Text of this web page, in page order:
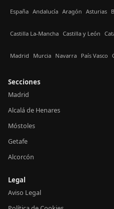
España Andalucía Aragón Asturias
Castilla La-Mancha Castilla y León
Madrid Murcia Navarra País Vasco
Secciones
Madrid
Alcalá de Henares
Móstoles
Getafe
Alcorcón
Legal
Aviso Legal